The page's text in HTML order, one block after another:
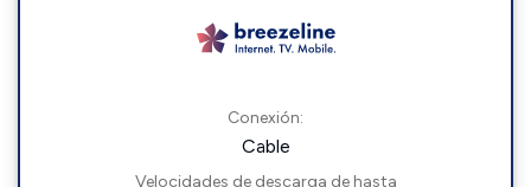
Conexión:
Cable
Velocidades de descarga de hasta